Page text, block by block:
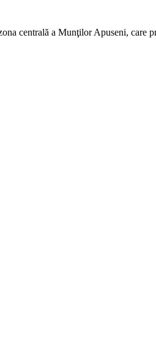
centrală a Munţilor Apuseni, care